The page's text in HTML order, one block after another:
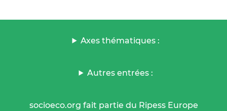
Axes thématiques :
Autres entrées :
socioeco.org fait partie du Ripess Europe